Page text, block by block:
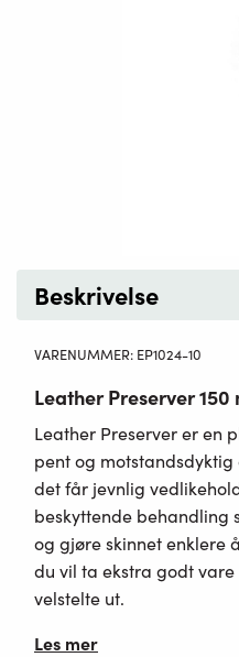
Beskrivelse
VARENUMMER: EP1024-10
Leather Preserver
Leather Preserver er en
pent og
det får jevnlig
beskyttende behandling
og gjøre skinnet enklere
du vil ta ekstra godt
velstelte ut.
Les mer